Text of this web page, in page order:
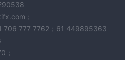
；
706 777 7762；61 449895363
；